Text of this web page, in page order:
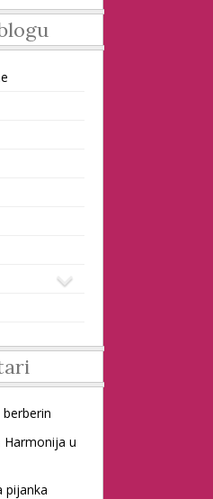
berberin
Harmonija u
pijanka